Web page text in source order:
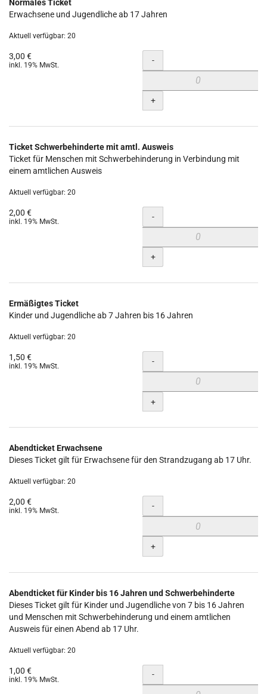
Normales Ticket
Erwachsene und Jugendliche ab 17 Jahren
Aktuell verfügbar: 20
3,00 €
inkl. 19% MwSt. Menge
-
+
Ticket Schwerbehinderte mit amtl. Ausweis
Ticket für Menschen mit Schwerbehinderung in Verbindung mit
einem amtlichen Ausweis
Aktuell verfügbar: 20
2,00 €
inkl. 19% MwSt. Menge
-
+
Ermäßigtes Ticket
Kinder und Jugendliche ab 7 Jahren bis 16 Jahren
Aktuell verfügbar: 20
1,50 €
inkl. 19% MwSt. Menge
-
+
Abendticket Erwachsene
Dieses Ticket gilt für Erwachsene für den Strandzugang ab 17 Uhr.
Aktuell verfügbar: 20
2,00 €
inkl. 19% MwSt. Menge
-
+
Abendticket für Kinder bis 16 Jahren und Schwerbehinderte
Dieses Ticket gilt für Kinder und Jugendliche von 7 bis 16 Jahren
und Menschen mit Schwerbehinderung und einem amtlichen
Ausweis für einen Abend ab 17 Uhr.
Aktuell verfügbar: 20
1,00 €
inkl. 19% MwSt. Menge
-